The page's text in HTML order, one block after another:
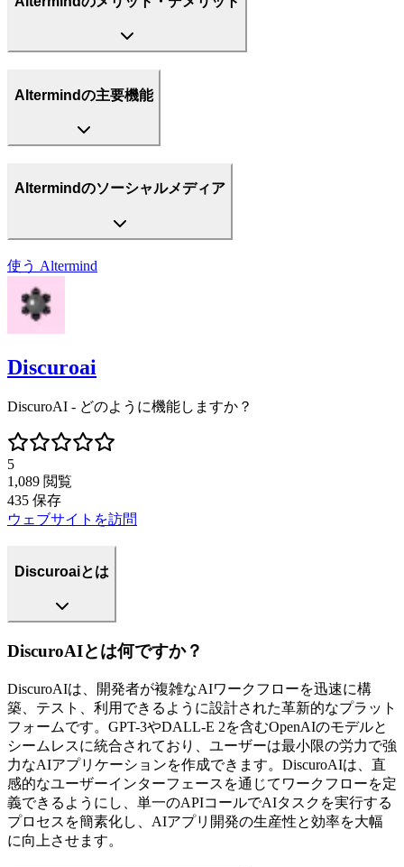
Altermindの主要機能
Altermindのソーシャルメディア
使う Altermind
Discuroai
DiscuroAI - どのように機能しますか？
5
1,089 閲覧
435 保存
ウェブサイトを訪問
Discuroaiとは
DiscuroAIとは何ですか？
DiscuroAIは、開発者が複雑なAIワークフローを迅速に構
築、テスト、利用できるように設計された革新的なプラット
フォームです。GPT-3やDALL-E 2を含むOpenAIのモデルと
シームレスに統合されており、ユーザーは最小限の労力で強
力なAIアプリケーションを作成できます。DiscuroAIは、直
感的なユーザーインターフェースを通じてワークフローを定
義できるようにし、単一のAPIコールでAIタスクを実行する
プロセスを簡素化し、AIアプリ開発の生産性と効率を大幅
に向上させます。